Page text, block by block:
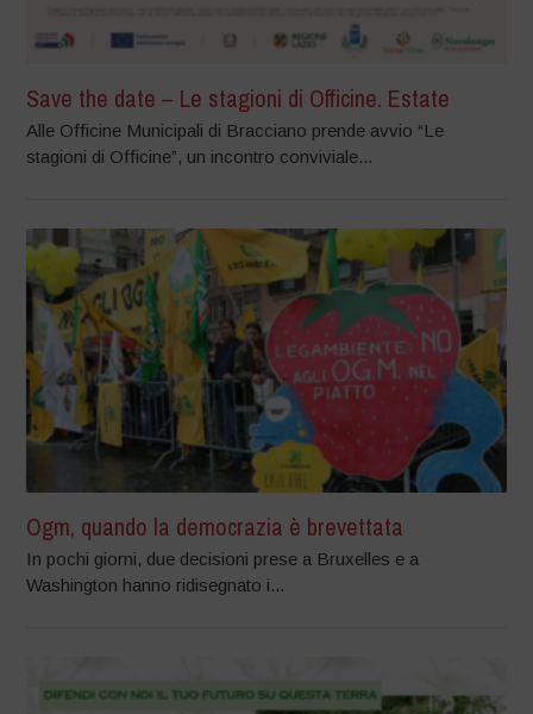
Save the date – Le stagioni di Officine. Estate
Alle Officine Municipali di Bracciano prende avvio “Le
stagioni di Officine”, un incontro conviviale...
Ogm, quando la democrazia è brevettata
In pochi giorni, due decisioni prese a Bruxelles e a
Washington hanno ridisegnato i...